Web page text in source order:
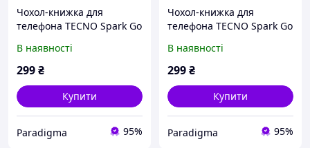
Чохол-книжка для
телефона TECNO Spark Go
магнитною застібкою на
техно спарк го 2024
В наявності
299₴
Купити
Paradigma 95%
Чохол-книжка для
телефона TECNO Spark Go
магнитною застібкою на
техно спарк го 2024
В наявності
299₴
Купити
Paradigma 95%